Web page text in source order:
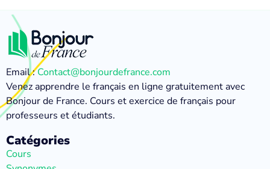
Email :Contact@bonjourdefrance.com
Venez apprendre le français en ligne gratuitement avec
Bonjour de France. Cours et exercice de français pour
professeurs et étudiants.
Catégories
Cours